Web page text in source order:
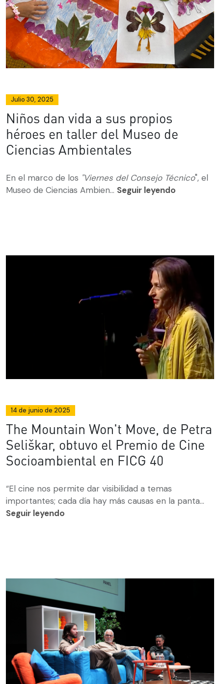
Julio 30, 2025
Niños dan vida a sus propios
héroes en taller del Museo de
Ciencias Ambientales
En el marco de los "Viernes del Consejo Técnico", el
Museo de Ciencias Ambien... Seguir leyendo
14 de junio de 2025
The Mountain Won't Move, de Petra
Seliškar, obtuvo el Premio de Cine
Socioambiental en FICG 40
“El cine nos permite dar visibilidad a temas
importantes; cada día hay más causas en la panta...
Seguir leyendo